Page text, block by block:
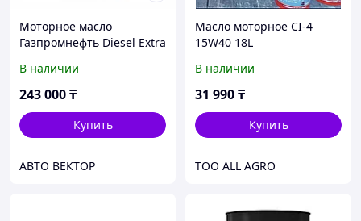
Моторное масло
Газпромнефть Diesel Extra
В наличии
243 000₸
Купить
АВТО ВЕКТОР
Масло моторное CI-4
15W40 18L
В наличии
31 990₸
Купить
TOO ALL AGRO